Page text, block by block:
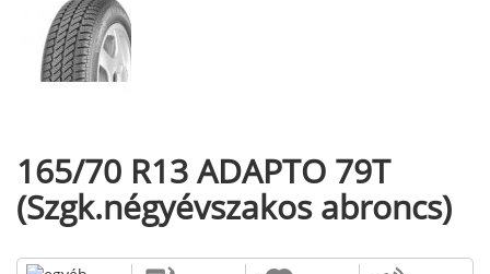
165/70 R13 ADAPTO 79T
(Szgk.négyévszakos abroncs)